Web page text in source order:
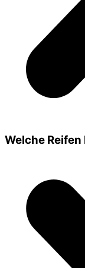
Welche